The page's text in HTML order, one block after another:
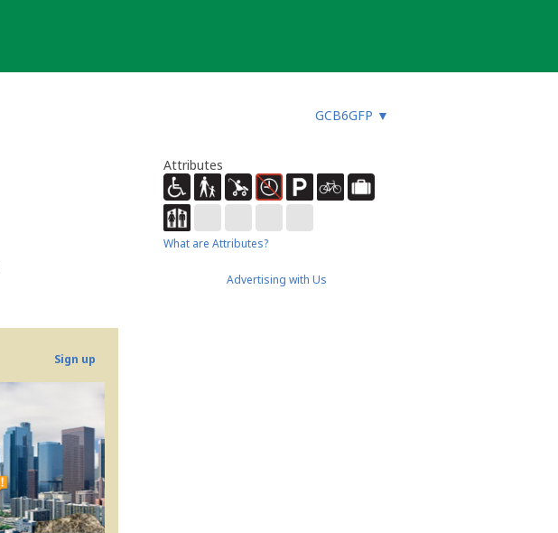
GCB6GFP ▼
Sign up
Attributes
What are Attributes?
Advertising with Us